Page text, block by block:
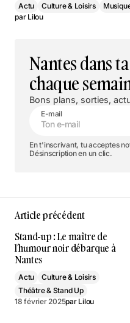
Actu Culture & Loisirs
par Lilou
Nantes dans
chaque
Bons plans, sorties,
E-mail
En t'inscrivant, tu acceptes
Désinscription en un clic.
Article précédent
Stand-up : Le maître de
l’humour noir débarque à
Nantes
Actu
Culture & Loisirs
Théâtre & Stand Up
18 février 2025par Lilou